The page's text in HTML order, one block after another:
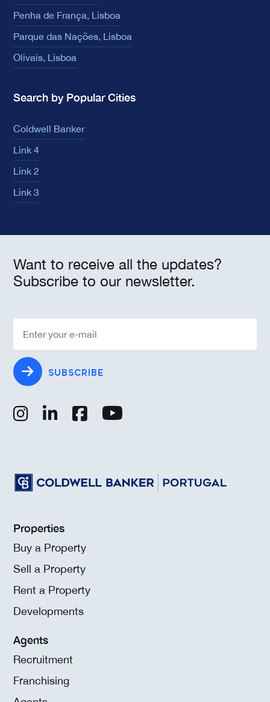
Penha de França, Lisboa
Parque das Nações, Lisboa
Olivais, Lisboa
Search by Popular Cities
Coldwell Banker
Link 4
Link 2
Link 3
Want to receive all the updates?
Subscribe to our newsletter.
SUBSCRIBE
Properties
Buy a Property
Sell a Property
Rent a Property
Developments
Agents
Recruitment
Franchising